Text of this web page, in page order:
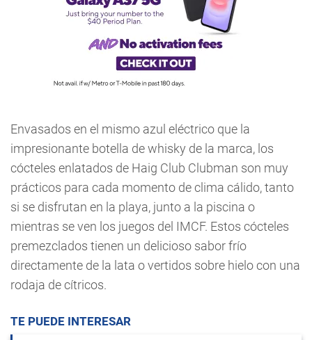
Envasados en el mismo azul eléctrico que la
impresionante botella de whisky de la marca, los
cócteles enlatados de Haig Club Clubman son muy
prácticos para cada momento de clima cálido, tanto
si se disfrutan en la playa, junto a la piscina o
mientras se ven los juegos del IMCF. Estos cócteles
premezclados tienen un delicioso sabor frío
directamente de la lata o vertidos sobre hielo con una
rodaja de cítricos.
TE PUEDE INTERESAR